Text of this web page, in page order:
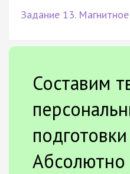
Задание 13.
Составим
Абсолютно